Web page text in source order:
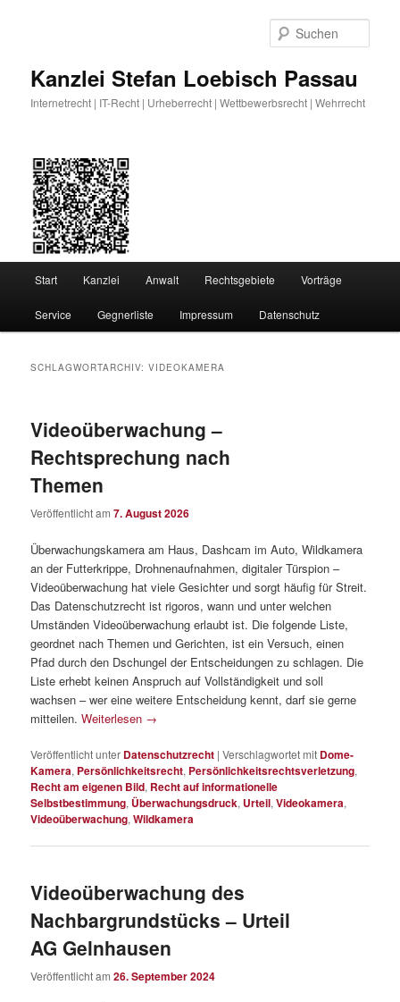
Kanzlei Stefan Loebisch Passau
Internetrecht | IT-Recht | Urheberrecht | Wettbewerbsrecht | Wehrrecht
Start Kanzlei Anwalt Rechtsgebiete Vorträge
Service Gegnerliste Impressum Datenschutz
SCHLAGWORTARCHIV:VIDEOKAMERA
Videoüberwachung –
Rechtsprechung nach
Themen
Veröffentlicht am7. August 2026
Überwachungskamera am Haus, Dashcam im Auto, Wildkamera
an der Futterkrippe, Drohnenaufnahmen, digitaler Türspion –
Videoüberwachung hat viele Gesichter und sorgt häufig für Streit.
Das Datenschutzrecht ist rigoros, wann und unter welchen
Umständen Videoüberwachung erlaubt ist. Die folgende Liste,
geordnet nach Themen und Gerichten, ist ein Versuch, einen
Pfad durch den Dschungel der Entscheidungen zu schlagen. Die
Liste erhebt keinen Anspruch auf Vollständigkeit und soll
wachsen – wer eine weitere Entscheidung kennt, darf sie gerne
mitteilen.Weiterlesen →
Veröffentlicht unter Datenschutzrecht |Verschlagwortet mit Dome-
Kamera, Persönlichkeitsrecht, Persönlichkeitsrechtsverletzung,
Recht am eigenen Bild, Recht auf informationelle
Selbstbestimmung, Überwachungsdruck, Urteil,Videokamera,
Videoüberwachung,Wildkamera
Videoüberwachung des
Nachbargrundstücks – Urteil
AG Gelnhausen
Veröffentlicht am26. September 2024